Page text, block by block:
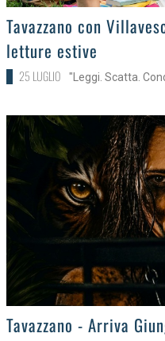
>
Tavazzano con
letture estive
25 LUGLIO "Leggi. Scatta.
>
Tavazzano - Arriva